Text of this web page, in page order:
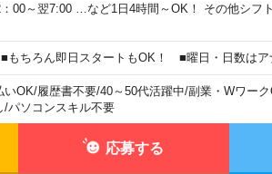
00～翌7:00 …など1日4時間～OK！ その他シフ
ちろん即日スタートもOK！ ■曜日・日数はア
いOK/履歴書不要/40～50代活躍中/副業・Wワーク
/パソコンスキル不要
応募する